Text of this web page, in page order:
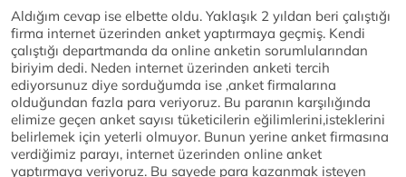
Aldığım cevap ise elbette oldu. Yaklaşık 2 yıldan beri çalıştığı
firma internet üzerinden anket yaptırmaya geçmiş. Kendi
çalıştığı departmanda da online anketin sorumlularından
biriyim dedi. Neden internet üzerinden anketi tercih
ediyorsunuz diye sorduğumda ise ,anket firmalarına
olduğundan fazla para veriyoruz. Bu paranın karşılığında
elimize geçen anket sayısı tüketicilerin eğilimlerini,isteklerini
belirlemek için yeterli olmuyor. Bunun yerine anket firmasına
verdiğimiz parayı, internet üzerinden online anket
yaptırmaya veriyoruz. Bu sayede para kazanmak isteyen